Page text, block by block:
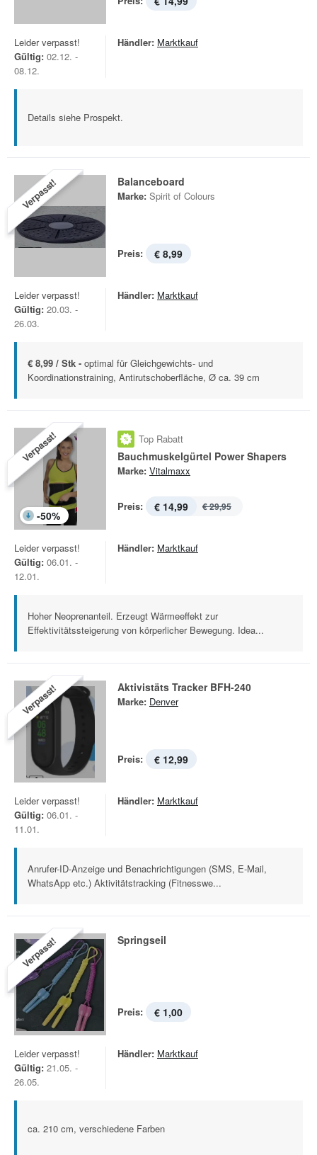
Leider verpasst!
Gültig: 02.12. -
08.12.
Händler: Marktkauf
Details siehe Prospekt.
Verpasst! Balanceboard
Marke: Spirit of Colours
Preis: € 8,99
Leider verpasst!
Gültig: 20.03. -
26.03.
Händler: Marktkauf
€ 8,99 / Stk - optimal für Gleichgewichts- und
Koordinationstraining, Antirutschoberfläche, Ø ca. 39 cm
Verpasst!
-50%
Top Rabatt
Bauchmuskelgürtel Power Shapers
Marke: Vitalmaxx
Preis: € 14,99 € 29,95
Leider verpasst!
Gültig: 06.01. -
12.01.
Händler: Marktkauf
Hoher Neoprenanteil. Erzeugt Wärmeeffekt zur
Effektivitätssteigerung von körperlicher Bewegung. Idea...
Verpasst! Aktivistäts Tracker BFH-240
Marke: Denver
Preis: € 12,99
Leider verpasst!
Gültig: 06.01. -
11.01.
Händler: Marktkauf
Anrufer-ID-Anzeige und Benachrichtigungen (SMS, E-Mail,
WhatsApp etc.) Aktivitätstracking (Fitnesswe...
Verpasst! Springseil
Preis: € 1,00
Leider verpasst!
Gültig: 21.05. -
26.05.
Händler: Marktkauf
ca. 210 cm, verschiedene Farben